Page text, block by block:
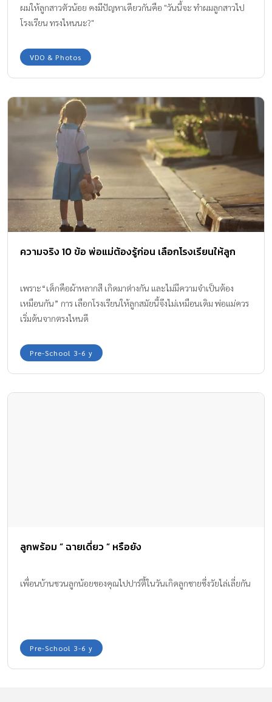
ผมให้ลูกสาวตัวน้อย คงมีปัญหาเดียวกันคือ "วันนี้จะ ทำผมลูกสาวไป
โรงเรียน ทรงไหนนะ?"
VDO & Photos
ความจริง 10 ข้อ พ่อแม่ต้องรู้ก่อน เลือกโรงเรียนให้ลูก
เพราะ“เด็กคือผ้าหลากสี เกิดมาต่างกัน และไม่มีความจำเป็นต้อง
เหมือนกัน” การ เลือกโรงเรียนให้ลูกสมัยนี้จึงไม่เหมือนเดิม พ่อแม่ควร
เริ่มต้นจากตรงไหนดี
Pre-School 3-6 y
ลูกพร้อม ” ฉายเดี่ยว ” หรือยัง
เพื่อนบ้านชวนลูกน้อยของคุณไปปาร์ตี้ในวันเกิดลูกชายซึ่งวัยไล่เลี่ยกัน
Pre-School 3-6 y